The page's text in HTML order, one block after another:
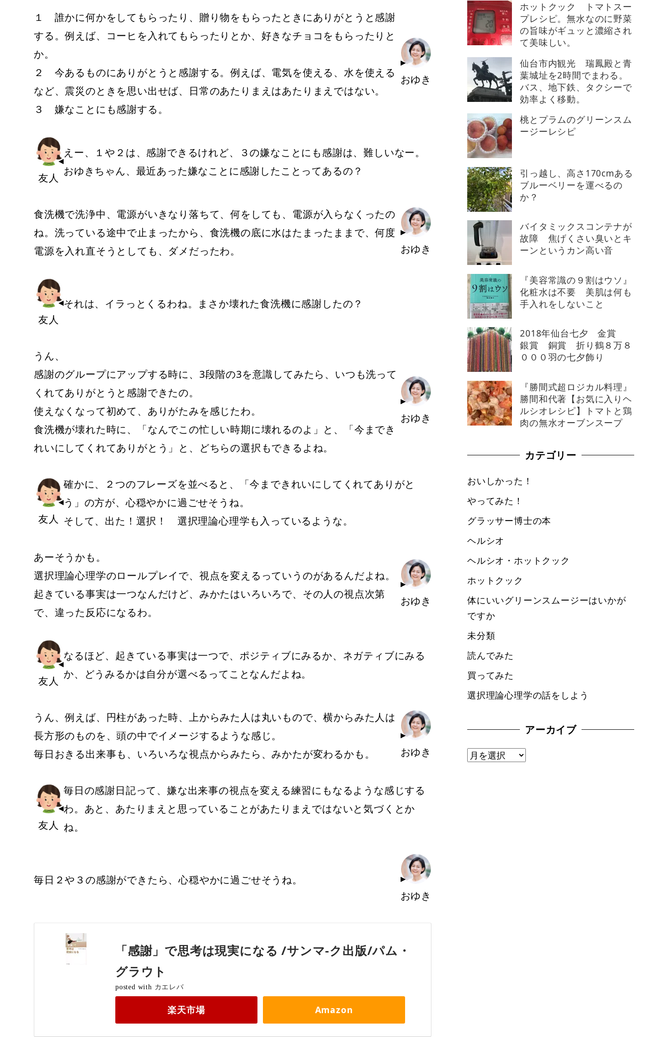
おゆき
１ 誰かに何かをしてもらったり、贈り物をもらったときにありがとうと感謝
する。例えば、コーヒを入れてもらったりとか、好きなチョコをもらったりと
か。
２ 今あるものにありがとうと感謝する。例えば、電気を使える、水を使える
など、震災のときを思い出せば、日常のあたりまえはあたりまえではない。
３ 嫌なことにも感謝する。
友人
えー、１や２は、感謝できるけれど、３の嫌なことにも感謝は、難しいなー。
おゆきちゃん、最近あった嫌なことに感謝したことってあるの？
おゆき
食洗機で洗浄中、電源がいきなり落ちて、何をしても、電源が入らなくったの
ね。洗っている途中で止まったから、食洗機の底に水はたまったままで、何度
電源を入れ直そうとしても、ダメだったわ。
友人
それは、イラっとくるわね。まさか壊れた食洗機に感謝したの？
おゆき
うん、
感謝のグループにアップする時に、3段階の3を意識してみたら、いつも洗って
くれてありがとうと感謝できたの。
使えなくなって初めて、ありがたみを感じたわ。
食洗機が壊れた時に、「なんでこの忙しい時期に壊れるのよ」と、「今までき
れいにしてくれてありがとう」と、どちらの選択もできるよね。
友人
確かに、２つのフレーズを並べると、「今まできれいにしてくれてありがと
う」の方が、心穏やかに過ごせそうね。
そして、出た！選択！ 選択理論心理学も入っているような。
おゆき
あーそうかも。
選択理論心理学のロールプレイで、視点を変えるっていうのがあるんだよね。
起きている事実は一つなんだけど、みかたはいろいろで、その人の視点次第
で、違った反応になるわ。
友人
なるほど、起きている事実は一つで、ポジティブにみるか、ネガティブにみる
か、どうみるかは自分が選べるってことなんだよね。
おゆき
うん、例えば、円柱があった時、上からみた人は丸いもので、横からみた人は
長方形のものを、頭の中でイメージするような感じ。
毎日おきる出来事も、いろいろな視点からみたら、みかたが変わるかも。
友人
毎日の感謝日記って、嫌な出来事の視点を変える練習にもなるような感じする
わ。あと、あたりまえと思っていることがあたりまえではないと気づくとか
ね。
おゆき
毎日２や３の感謝ができたら、心穏やかに過ごせそうね。
「感謝」で思考は現実になる /サンマ-ク出版/パム・
グラウト
posted with カエレバ
楽天市場 Amazon
ホットクック トマトスー
プレシピ。無水なのに野菜
の旨味がギュッと濃縮され
て美味しい。
仙台市内観光 瑞鳳殿と青
葉城址を2時間でまわる。
バス、地下鉄、タクシーで
効率よく移動。
桃とプラムのグリーンスム
ージーレシピ
引っ越し、高さ170cmある
ブルーベリーを運べるの
か？
バイタミックスコンテナが
故障 焦げくさい臭いとキ
ーンというカン高い音
『美容常識の９割はウソ』
化粧水は不要 美肌は何も
手入れをしないこと
2018年仙台七夕 金賞
銀賞 銅賞 折り鶴８万８
０００羽の七夕飾り
『勝間式超ロジカル料理』
勝間和代著【お気に入りヘ
ルシオレシピ】トマトと鶏
肉の無水オーブンスープ
カテゴリー
おいしかった！
やってみた！
グラッサー博士の本
ヘルシオ
ヘルシオ・ホットクック
ホットクック
体にいいグリーンスムージーはいかが
ですか
未分類
読んでみた
買ってみた
選択理論心理学の話をしよう
アーカイブ
ア